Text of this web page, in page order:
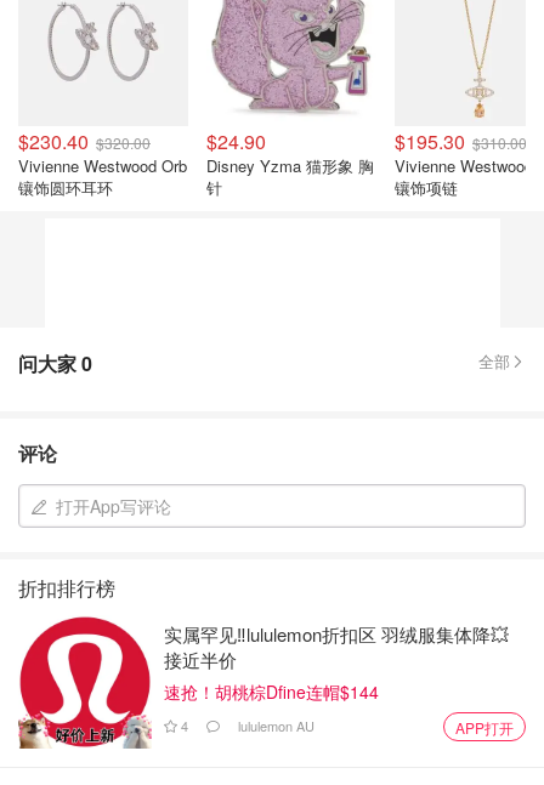
$230.40 $320.00
Vivienne Westwood Orb
镶饰圆环耳环
$24.90
Disney Yzma 猫形象 胸
针
$195.30 $310.00
Vivienne Westwood
镶饰项链
问大家0 全部
评论
打开App写评论
折扣排行榜
实属罕见‼️lululemon折扣区 羽绒服集体降💥
接近半价
速抢！胡桃棕Dfine连帽$144
4 lululemon AU APP打开